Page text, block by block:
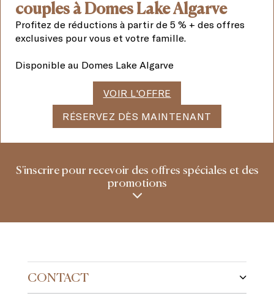
couples à Domes Lake Algarve
Profitez de réductions à partir de 5 % + des offres
exclusives pour vous et votre famille.
Disponible au Domes Lake Algarve
VOIR L'OFFRE
RÉSERVEZ DÈS MAINTENANT
S'inscrire pour recevoir des offres spéciales et des
promotions
CONTACT